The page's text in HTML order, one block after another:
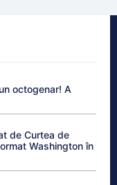
octogenar! A
de Curtea de
Washington în